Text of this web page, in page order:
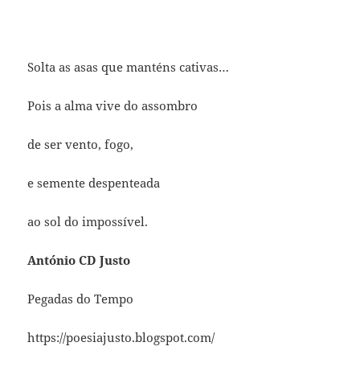
Solta as asas que manténs cativas…
Pois a alma vive do assombro
de ser vento, fogo,
e semente despenteada
ao sol do impossível.
António CD Justo
Pegadas do Tempo
https://poesiajusto.blogspot.com/